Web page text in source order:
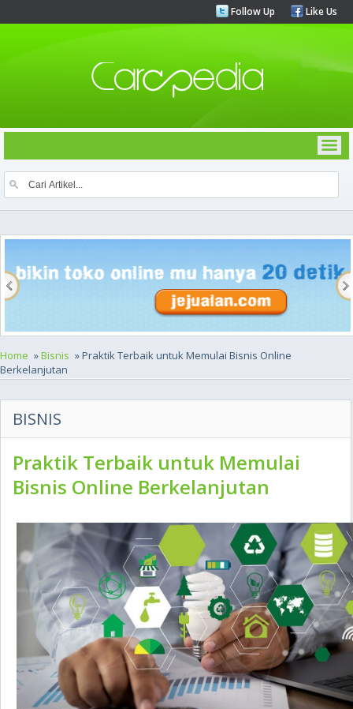
Follow Up Like Us
Home »Bisnis » Praktik Terbaik untuk Memulai Bisnis Online
Berkelanjutan
BISNIS
Praktik Terbaik untuk Memulai
Bisnis Online Berkelanjutan